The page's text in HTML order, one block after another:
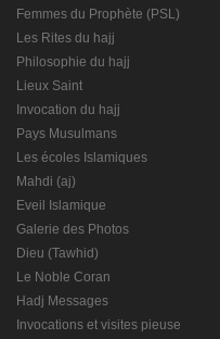
Femmes du Prophète (PSL)
Les Rites du hajj
Philosophie du hajj
Lieux Saint
Invocation du hajj
Pays Musulmans
Les écoles Islamiques
Mahdi (aj)
Eveil Islamique
Galerie des Photos
Dieu (Tawhid)
Le Noble Coran
Hadj Messages
Invocations et visites pieuse